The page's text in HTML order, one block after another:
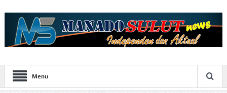
Menu